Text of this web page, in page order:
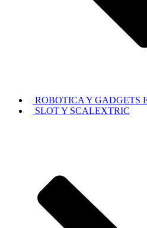
ROBOTICA Y GADGETS
SLOT Y SCALEXTRIC